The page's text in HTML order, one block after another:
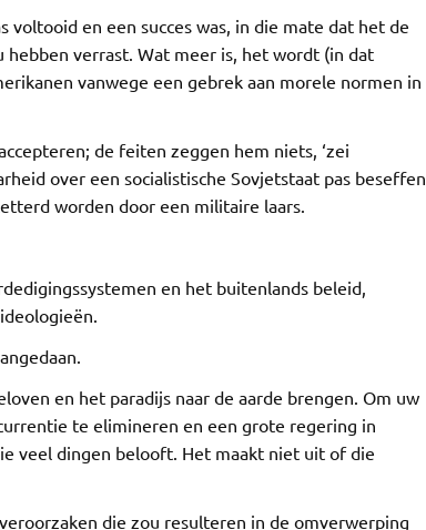
en een succes was, in die mate dat het de
hebben verrast. Wat meer is, het wordt (in dat
vanwege een gebrek aan morele normen in
de feiten zeggen hem niets, ‘zei
over een socialistische Sovjetstaat pas beseffen
worden door een militaire laars.
en het buitenlands beleid,
en het paradijs naar de aarde brengen. Om uw
te elimineren en een grote regering in
veel dingen belooft. Het maakt niet uit of die
die zou resulteren in de omverwerping